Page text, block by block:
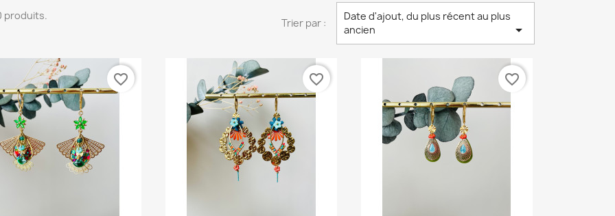
produits.
Trier par :
Date d'ajout, du plus récent au plus
ancien

favorite_border favorite_border favorite_border